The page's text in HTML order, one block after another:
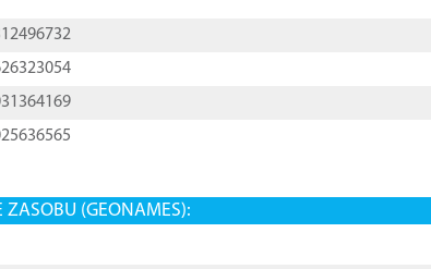
ZASOBU (GEONAMES):